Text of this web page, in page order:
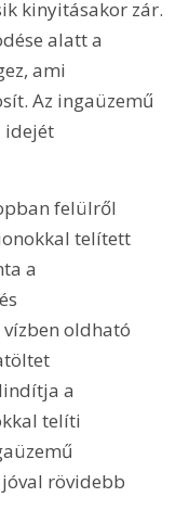
kinyitásakor zár.
alatt a
ami
Az ingaüzemű
idejét
felülről
telített
a
oldható
a
telíti
jóval rövidebb